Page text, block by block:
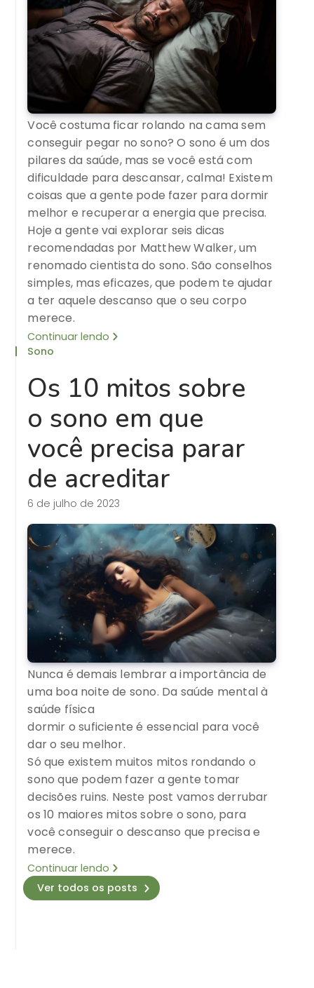
Você costuma ficar rolando na cama sem
conseguir pegar no sono? O sono é um dos
pilares da saúde, mas se você está com
dificuldade para descansar, calma! Existem
coisas que a gente pode fazer para dormir
melhor e recuperar a energia que precisa.
Hoje a gente vai explorar seis dicas
recomendadas por Matthew Walker, um
renomado cientista do sono. São conselhos
simples, mas eficazes, que podem te ajudar
a ter aquele descanso que o seu corpo
merece.
Continuar lendo
Sono
Os 10 mitos sobre
o sono em que
você precisa parar
de acreditar
6 de julho de 2023
Nunca é demais lembrar a importância de
uma boa noite de sono. Da saúde mental à
saúde física
dormir o suficiente é essencial para você
dar o seu melhor.
Só que existem muitos mitos rondando o
sono que podem fazer a gente tomar
decisões ruins. Neste post vamos derrubar
os 10 maiores mitos sobre o sono, para
você conseguir o descanso que precisa e
merece.
Continuar lendo
Ver todos os posts